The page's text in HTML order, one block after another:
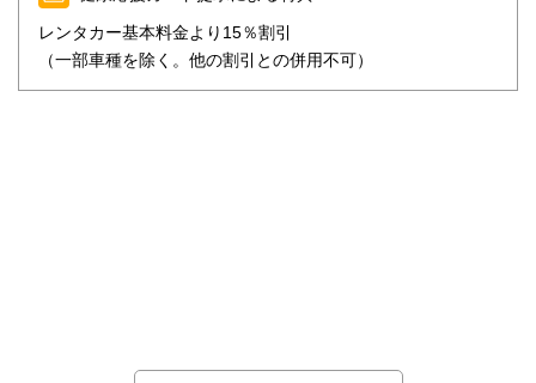
レンタカー基本料金より15％割引
（一部車種を除く。他の割引との併用不可）